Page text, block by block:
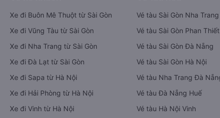
Xe đi Buôn Mê Thuột từ Sài Gòn
Xe đi Vũng Tàu từ Sài Gòn
Xe đi Nha Trang từ Sài Gòn
Xe đi Đà Lạt từ Sài Gòn
Xe đi Sapa từ Hà Nội
Xe đi Hải Phòng từ Hà Nội
Xe đi Vinh từ Hà Nội
Vé tàu Sài Gòn Nha Trang
Vé tàu Sài Gòn Phan Thiết
Vé tàu Sài Gòn Đà Nẵng
Vé tàu Sài Gòn Hà Nội
Vé tàu Nha Trang Đà
Vé tàu Đà Nẵng Huế
Vé tàu Hà Nội Vinh